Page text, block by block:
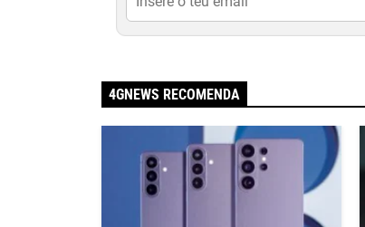
4GNEWS RECOMENDA